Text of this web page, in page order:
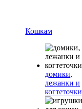
Кошкам
домики,
лежанки и
когтеточки